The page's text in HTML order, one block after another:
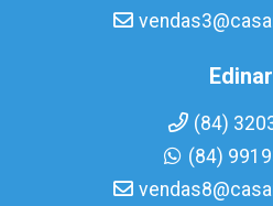
(84)
(84)